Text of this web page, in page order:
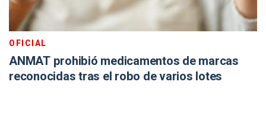
OFICIAL
ANMAT prohibió medicamentos de marcas
reconocidas tras el robo de varios lotes